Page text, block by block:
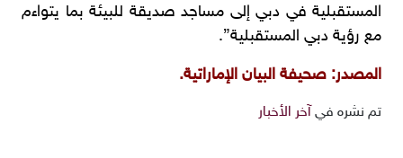
المستقبلية في دبي إلى مساجد صديقة للبيئة بما يتواءم
مع رؤية دبي المستقبلية”.
المصدر: صحيفة البيان الإماراتية.
تم نشره في آخر الأخبار